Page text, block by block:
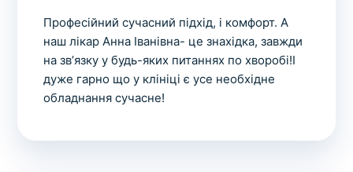
Професійний сучасний підхід, і комфорт. А
наш лікар Анна Іванівна- це знахідка, завжди
на звʼязку у будь-яких питаннях по хворобі!І
дуже гарно що у клініці є усе необхідне
обладнання сучасне!